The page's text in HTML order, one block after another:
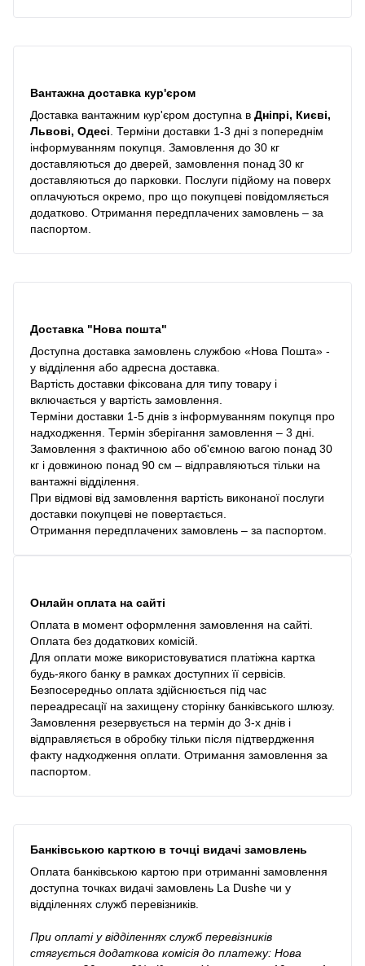
Вантажна доставка кур'єром
Доставка вантажним кур'єром доступна в Дніпрі, Києві,
Львові, Одесі . Терміни доставки 1-3 дні з попереднім
інформуванням покупця. Замовлення до 30 кг
доставляються до дверей, замовлення понад 30 кг
доставляються до парковки. Послуги підйому на поверх
оплачуються окремо, про що покупцеві повідомляється
додатково. Отримання передплачених замовлень – за
паспортом.
Доставка "Нова пошта"
Доступна доставка замовлень службою «Нова Пошта» -
у відділення або адресна доставка.
Вартість доставки фіксована для типу товару і
включається у вартість замовлення.
Терміни доставки 1-5 днів з інформуванням покупця про
надходження. Термін зберігання замовлення – 3 дні.
Замовлення з фактичною або об'ємною вагою понад 30
кг і довжиною понад 90 см – відправляються тільки на
вантажні відділення.
При відмові від замовлення вартість виконаної послуги
доставки покупцеві не повертається.
Отримання передплачених замовлень – за паспортом.
Онлайн оплата на сайті
Оплата в момент оформлення замовлення на сайті.
Оплата без додаткових комісій.
Для оплати може використовуватися платіжна картка
будь-якого банку в рамках доступних її сервісів.
Безпосередньо оплата здійснюється під час
переадресації на захищену сторінку банківського шлюзу.
Замовлення резервується на термін до 3-х днів і
відправляється в обробку тільки після підтвердження
факту надходження оплати. Отримання замовлення за
паспортом.
Банківською карткою в точці видачі замовлень
Оплата банківською картою при отриманні замовлення
доступна точках видачі замовлень La Dushe чи у
відділеннях служб перевізників.
При оплаті у відділеннях служб перевізників
стягується додаткова комісія до платежу: Нова